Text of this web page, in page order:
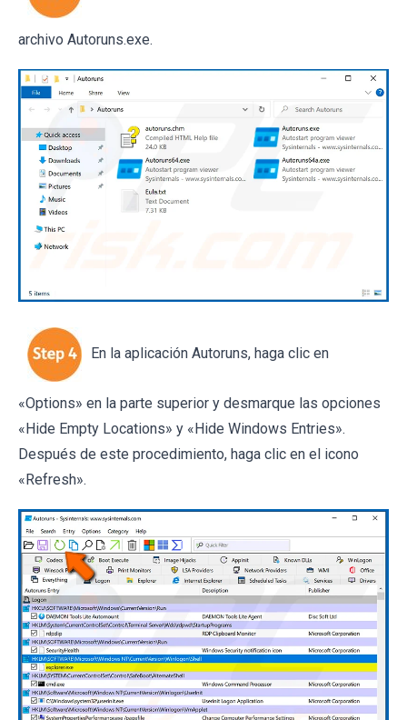
archivo Autoruns.exe.
En la aplicación Autoruns, haga clic en
«Options» en la parte superior y desmarque las opciones
«Hide Empty Locations» y «Hide Windows Entries».
Después de este procedimiento, haga clic en el icono
«Refresh».